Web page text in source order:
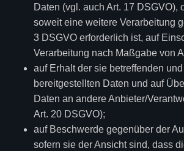
Daten (vgl. auch Art. 17 DSGVO),
soweit eine weitere Verarbeitung
3 DSGVO erforderlich ist, auf
Verarbeitung nach Maßgabe von
auf Erhalt der sie betreffenden
bereitgestellten Daten und auf
Daten an andere Anbieter/
Art. 20 DSGVO);
auf Beschwerde gegenüber der
sofern sie der Ansicht sind, dass